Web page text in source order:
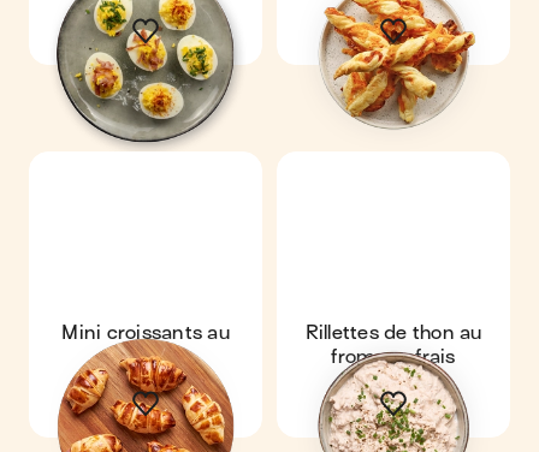
Mini croissants au
jambon
Rillettes de thon au
fromage frais